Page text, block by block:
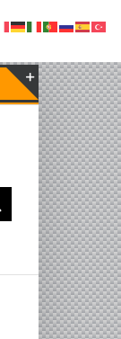
Toggle
Sliding
Bar
Area